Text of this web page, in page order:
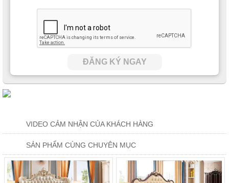
ĐĂNG KÝ NGAY
VIDEO CẢM NHẬN CỦA KHÁCH HÀNG
SẢN PHẨM CÙNG CHUYÊN MỤC